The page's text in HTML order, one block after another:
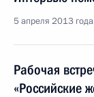
5 апреля 2013
Рабочая
«Российские